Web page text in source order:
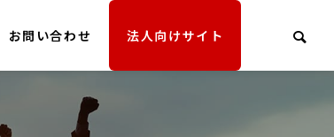
お問い合わせ 法人向けサイト